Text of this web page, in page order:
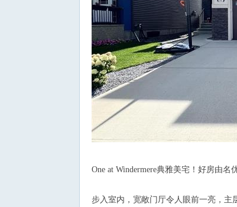
One at Windermere典雅美宅！好房由
步入室内，宽敞门厅令人眼前一亮，主